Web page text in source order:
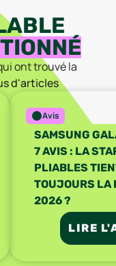
ont trouvé la
d'articles
Avis
SAMSUNG
7 AVIS : LA
PLIABLES
TOUJOURS LA
2026 ?
LIRE